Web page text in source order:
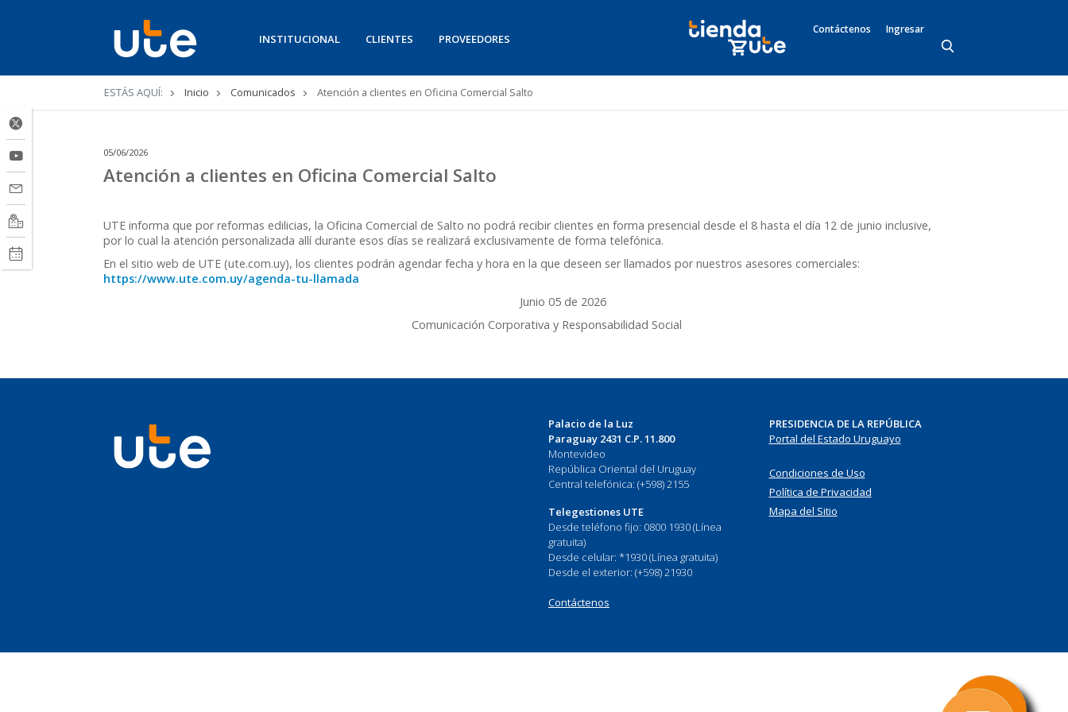
INSTITUCIONAL CLIENTES PROVEEDORES
Contáctenos Ingresar
Ruta
navegación
ESTÁS AQUÍ: Inicio Comunicados Atención a clientes en Oficina Comercial Salto
05/06/2026
Atención a clientes en Oficina Comercial Salto
UTE informa que por reformas edilicias, la Oficina Comercial de Salto no podrá recibir clientes en forma presencial desde el 8 hasta el día 12 de junio inclusive,
por lo cual la atención personalizada allí durante esos días se realizará exclusivamente de forma telefónica.
En el sitio web de UTE (ute.com.uy), los clientes podrán agendar fecha y hora en la que deseen ser llamados por nuestros asesores comerciales:
https://www.ute.com.uy/agenda-tu-llamada
Junio 05 de 2026
Comunicación Corporativa y Responsabilidad Social
Palacio de la Luz
Paraguay 2431 C.P. 11.800
Montevideo
República Oriental del Uruguay
Central telefónica: (+598) 2155
Telegestiones UTE
Desde teléfono fijo: 0800 1930 (Línea
gratuita)
Desde celular: *1930 (Línea gratuita)
Desde el exterior: (+598) 21930
Contáctenos
PRESIDENCIA DE LA REPÚBLICA
Portal del Estado Uruguayo
Condiciones de Uso
Política de Privacidad
Mapa del Sitio